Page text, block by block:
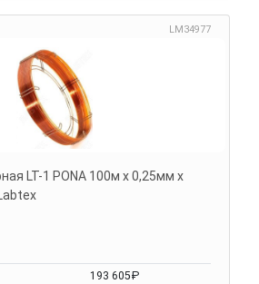
LM34977
LT-1 PONA 100м х 0,25мм х
193 605₽